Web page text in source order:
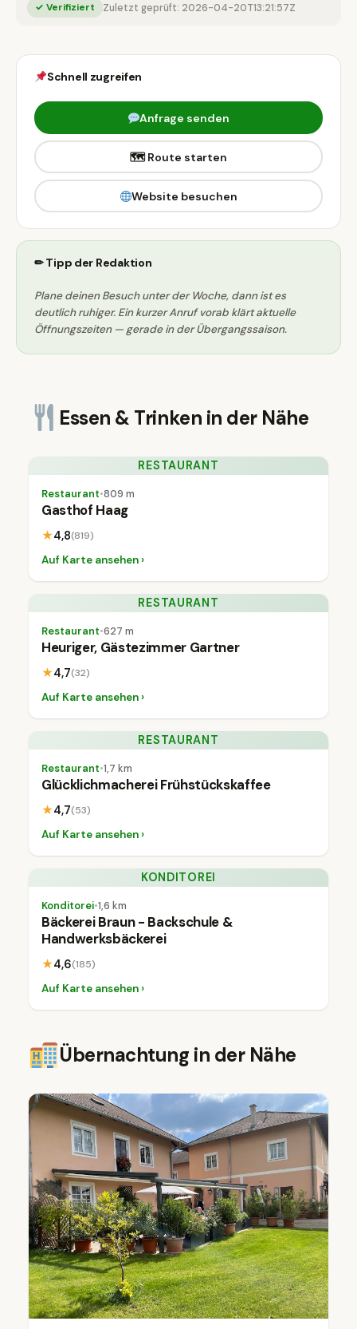
✓ Verifiziert Zuletzt geprüft: 2026-04-20T13:21:57Z
Schnell zugreifen
Anfrage senden
🗺 Route starten
Website besuchen
✏ Tipp der Redaktion
Plane deinen Besuch unter der Woche, dann ist es
deutlich ruhiger. Ein kurzer Anruf vorab klärt aktuelle
Öffnungszeiten — gerade in der Übergangssaison.
Essen & Trinken in der Nähe
RESTAURANT
Restaurant•809 m
Gasthof Haag
★4,8(819)
Auf Karte ansehen ›
RESTAURANT
Restaurant•627 m
Heuriger, Gästezimmer Gartner
★4,7(32)
Auf Karte ansehen ›
RESTAURANT
Restaurant•1,7 km
Glücklichmacherei Frühstückskaffee
★4,7(53)
Auf Karte ansehen ›
KONDITOREI
Konditorei•1,6 km
Bäckerei Braun - Backschule &
Handwerksbäckerei
★4,6(185)
Auf Karte ansehen ›
Übernachtung in der Nähe